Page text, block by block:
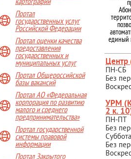
Портал
государственных услуг
Российской Федерации
Портал оценки качества
предоставления
государственных и
муниципальных услуг
Портал Общероссийской
базы вакансий
Портал АО «Федеральная
корпорация по развитию
малого и среднего
предпринимательства»
Портал государственной
системы правовой
информации
Портал Закрытого
единый
Центр
ПН-СБ
Без
УРМ
2 к.
ПН-ПТ
Без
Суббота
Без